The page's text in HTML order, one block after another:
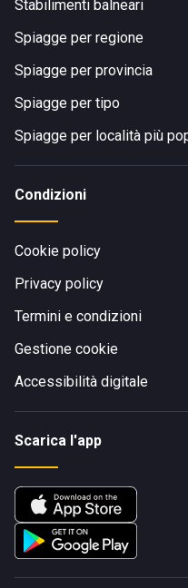
Stabilimenti balneari
Spiagge per regione
Spiagge per provincia
Spiagge per tipo
Spiagge per località più
Condizioni
Cookie policy
Privacy policy
Termini e condizioni
Gestione cookie
Accessibilità digitale
Scarica l'app